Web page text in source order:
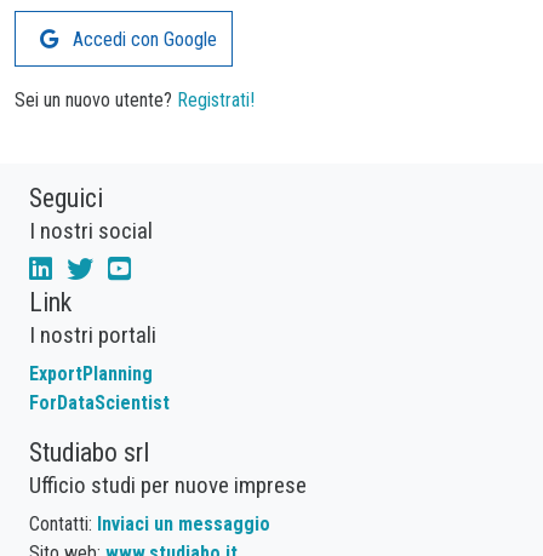
Accedi con Google
Sei un nuovo utente? Registrati!
Seguici
I nostri social
Link
I nostri portali
ExportPlanning
ForDataScientist
Studiabo srl
Ufficio studi per nuove imprese
Contatti: Inviaci un messaggio